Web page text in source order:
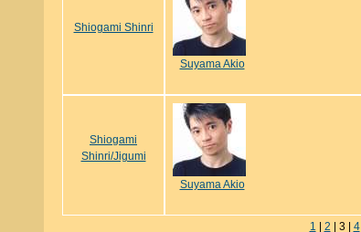
Shiogami Shinri
Suyama Akio
Shiogami
Shinri/Jigumi
Suyama Akio
1 2 | 3 | 4